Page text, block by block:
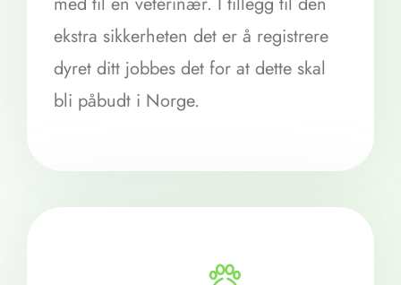
ekstra sikkerheten det er å registrere
dyret ditt jobbes det for at dette skal
bli påbudt i Norge.